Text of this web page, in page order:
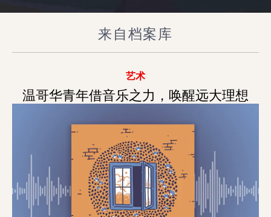
来自档案库
艺术
温哥华青年借音乐之力，唤醒远大理想